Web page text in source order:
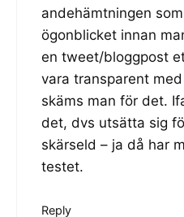
andehämtningen
ögonblicket innan
en tweet/bloggpost
vara transparent med
skäms man för det.
det, dvs utsätta sig
skärseld – ja då har
testet.
Reply